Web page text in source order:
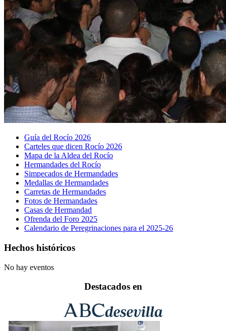
Guía del Rocío 2026
Carteles que dicen Rocío 2026
Mapa de la Aldea del Rocío
Hermandades del Rocío
Simpecados de Hermandades
Medallas de Hermandades
Carretas de Hermandades
Fotos de Hermandades
Casas de Hermandad
Ofrenda del Foro 2025
Calendario de Peregrinaciones para el 2025-26
Hechos históricos
No hay eventos
Destacados en